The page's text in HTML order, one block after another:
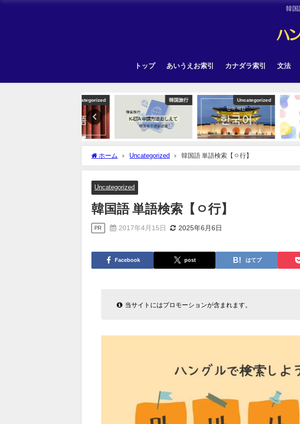
韓国
トップ あいうえお索引 カナダラ索引 文法
韓国旅行 Uncategorized
ホーム Uncategorized 韓国語 単語検索【ㅇ行】
Uncategorized
韓国語 単語検索【ㅇ行】
PR 2017年4月15日 2025年6月6日
Facebook post はてブ
当サイトにはプロモーションが含まれます。